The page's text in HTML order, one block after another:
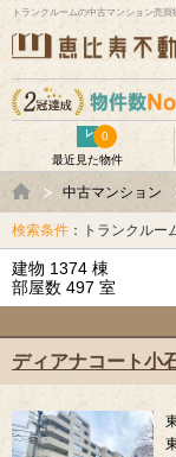
トランクルームの中古マンション売買
最近見た物件
0
中古マンション
検索条件 ：トランクルー
建物 1374 棟
部屋数 497 室
ディアナコート小